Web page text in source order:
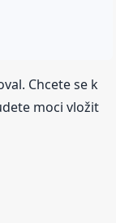
Chcete se k
moci vložit